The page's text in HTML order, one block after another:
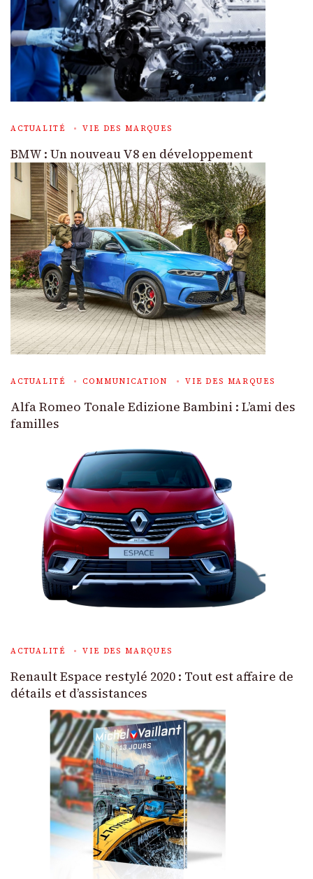
ACTUALITÉ VIE DES MARQUES
BMW : Un nouveau V8 en développement
ACTUALITÉ COMMUNICATION VIE DES MARQUES
Alfa Romeo Tonale Edizione Bambini : L’ami des
familles
ACTUALITÉ VIE DES MARQUES
Renault Espace restylé 2020 : Tout est affaire de
détails et d’assistances